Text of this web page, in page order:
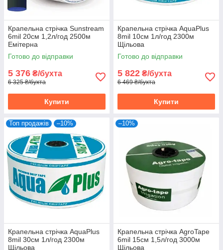
Крапельна стрічка Sunstream
6mil 20см 1,2л/год 2500м
Емітерна
Готово до відправки
5 376 ₴/бухта
6 325 ₴/бухта
Купити
Крапельна стрічка AquaPlus
8mil 10см 1л/год 2300м
Щільова
Готово до відправки
5 822 ₴/бухта
6 469 ₴/бухта
Купити
Топ продажів –10%
Крапельна стрічка AquaPlus
8mil 30см 1л/год 2300м
Щільова
–10%
Крапельна стрічка AgroTape
6mil 15см 1,5л/год 3000м
Щільова